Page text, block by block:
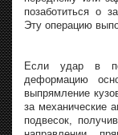
позаботиться о
Эту операцию
Если удар в
деформацию
выпрямление
за механические
подвесок,